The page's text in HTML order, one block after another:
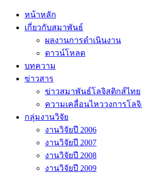
หน้าหลัก
เกี่ยวกับสมาพันธ์
ผลงานการดำเนินงาน
ดาวน์โหลด
บทความ
ข่าวสาร
ข่าวสมาพันธ์โลจิสติกส์ไทย
ความเคลื่อนไหววงการโล
กลุ่มงานวิจัย
งานวิจัยปี 2006
งานวิจัยปี 2007
งานวิจัยปี 2008
งานวิจัยปี 2009